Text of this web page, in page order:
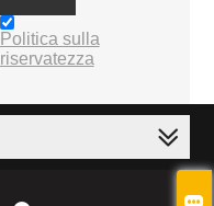
Politica sulla
riservatezza